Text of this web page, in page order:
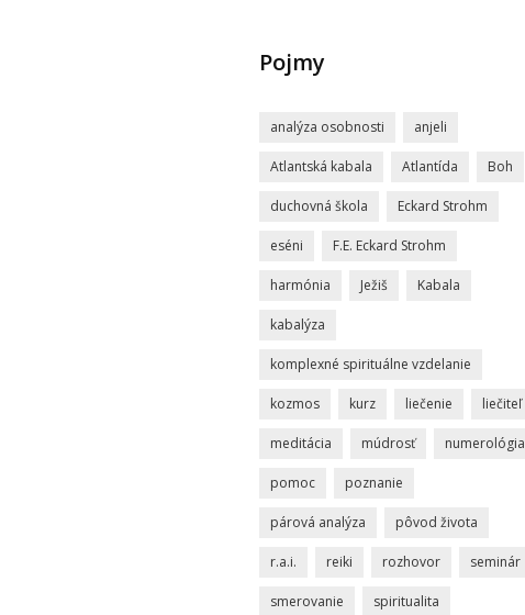
Pojmy
analýza osobnosti anjeli
Atlantská kabala Atlantída Boh
duchovná škola Eckard Strohm
eséni F.E. Eckard Strohm
harmónia Ježiš Kabala
kabalýza
komplexné spirituálne vzdelanie
kozmos kurz liečenie liečiteľ
meditácia múdrosť numerológia
pomoc poznanie
párová analýza pôvod života
r.a.i. reiki rozhovor seminár
smerovanie spiritualita